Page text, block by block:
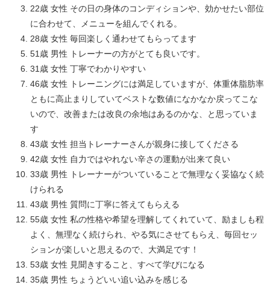
22歳 女性 その日の身体のコンディションや、効かせたい部位
に合わせて、メニューを組んでくれる。
28歳 女性 毎回楽しく通わせてもらってます
51歳 男性 トレーナーの方がとても良いです。
31歳 女性 丁寧でわかりやすい
46歳 女性 トレーニングには満足していますが、体重体脂肪率
ともに高止まりしていてベストな数値になかなか戻ってこな
いので、改善または改良の余地はあるのかな、と思っていま
す
43歳 女性 担当トレーナーさんが親身に接してくださる
42歳 女性 自力ではやれない辛さの運動が出来て良い
33歳 男性 トレーナーがついていることで無理なく妥協なく続
けられる
43歳 男性 質問に丁寧に答えてもらえる
55歳 女性 私の性格や希望を理解してくれていて、励ましも程
よく、無理なく続けられ、やる気にさせてもらえ、毎回セッ
ションが楽しいと思えるので、大満足です！
53歳 女性 見聞きすること、すべて学びになる
35歳 男性 ちょうどいい追い込みを感じる